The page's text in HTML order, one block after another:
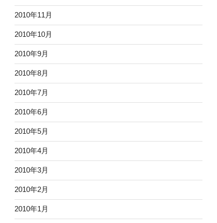
2010年11月
2010年10月
2010年9月
2010年8月
2010年7月
2010年6月
2010年5月
2010年4月
2010年3月
2010年2月
2010年1月